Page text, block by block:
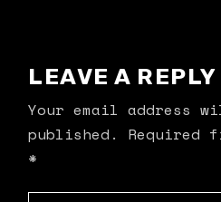
LEAVE A REPLY
Your email address
published.
Required
*